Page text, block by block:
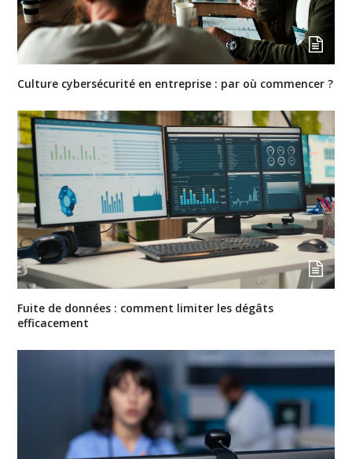
Culture cybersécurité en entreprise : par où commencer ?
Fuite de données : comment limiter les dégâts
efficacement